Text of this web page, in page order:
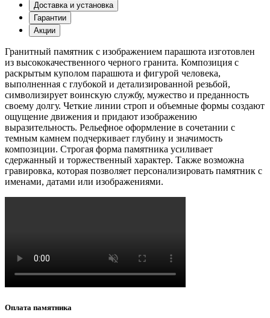
Доставка и установка
Гарантии
Акции
Гранитный памятник с изображением парашюта изготовлен
из высококачественного черного гранита. Композиция с
раскрытым куполом парашюта и фигурой человека,
выполненная с глубокой и детализированной резьбой,
символизирует воинскую службу, мужество и преданность
своему долгу. Четкие линии строп и объемные формы создают
ощущение движения и придают изображению
выразительность. Рельефное оформление в сочетании с
темным камнем подчеркивает глубину и значимость
композиции. Строгая форма памятника усиливает
сдержанный и торжественный характер. Также возможна
гравировка, которая позволяет персонализировать памятник с
именами, датами или изображениями.
Оплата памятника